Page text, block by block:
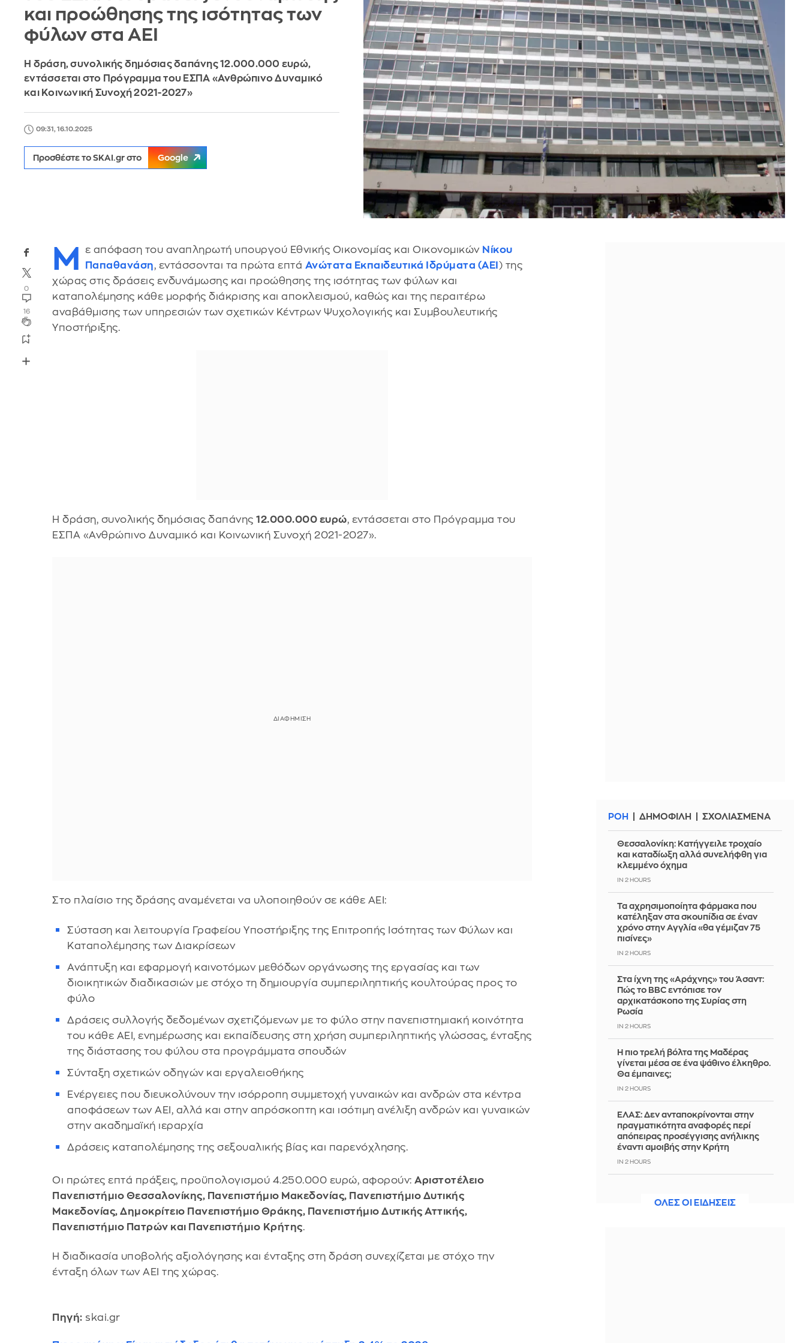
και προώθησης της ισότητας των
φύλων στα ΑΕΙ
Η δράση, συνολικής δημόσιας δαπάνης 12.000.000 ευρώ,
εντάσσεται στο Πρόγραμμα του ΕΣΠΑ «Ανθρώπινο Δυναμικό
και Κοινωνική Συνοχή 2021-2027»
09:31, 16.10.2025
Προσθέστε το SKAI.gr στο Google
0
16
Μ ε απόφαση του αναπληρωτή υπουργού Εθνικής Οικονομίας και Οικονομικών Νίκου
Παπαθανάση, εντάσσονται τα πρώτα επτά Ανώτατα Εκπαιδευτικά Ιδρύματα (ΑΕΙ ) της
χώρας στις δράσεις ενδυνάμωσης και προώθησης της ισότητας των φύλων και
καταπολέμησης κάθε μορφής διάκρισης και αποκλεισμού, καθώς και της περαιτέρω
αναβάθμισης των υπηρεσιών των σχετικών Κέντρων Ψυχολογικής και Συμβουλευτικής
Υποστήριξης.
Η δράση, συνολικής δημόσιας δαπάνης12.000.000 ευρώ, εντάσσεται στο Πρόγραμμα του
ΕΣΠΑ «Ανθρώπινο Δυναμικό και Κοινωνική Συνοχή 2021-2027».
Στο πλαίσιο της δράσης αναμένεται να υλοποιηθούν σε κάθε ΑΕΙ:
Σύσταση και λειτουργία Γραφείου Υποστήριξης της Επιτροπής Ισότητας των Φύλων και
Καταπολέμησης των Διακρίσεων
Ανάπτυξη και εφαρμογή καινοτόμων μεθόδων οργάνωσης της εργασίας και των
διοικητικών διαδικασιών με στόχο τη δημιουργία συμπεριληπτικής κουλτούρας προς το
φύλο
Δράσεις συλλογής δεδομένων σχετιζόμενων με το φύλο στην πανεπιστημιακή κοινότητα
του κάθε ΑΕΙ, ενημέρωσης και εκπαίδευσης στη χρήση συμπεριληπτικής γλώσσας, ένταξης
της διάστασης του φύλου στα προγράμματα σπουδών
Σύνταξη σχετικών οδηγών και εργαλειοθήκης
Ενέργειες που διευκολύνουν την ισόρροπη συμμετοχή γυναικών και ανδρών στα κέντρα
αποφάσεων των ΑΕΙ, αλλά και στην απρόσκοπτη και ισότιμη ανέλιξη ανδρών και γυναικών
στην ακαδημαϊκή ιεραρχία
Δράσεις καταπολέμησης της σεξουαλικής βίας και παρενόχλησης.
Οι πρώτες επτά πράξεις, προϋπολογισμού 4.250.000 ευρώ, αφορούν:Αριστοτέλειο
Πανεπιστήμιο Θεσσαλονίκης, Πανεπιστήμιο Μακεδονίας, Πανεπιστήμιο Δυτικής
Μακεδονίας, Δημοκρίτειο Πανεπιστήμιο Θράκης, Πανεπιστήμιο Δυτικής Αττικής,
Πανεπιστήμιο Πατρών και Πανεπιστήμιο Κρήτης.
Η διαδικασία υποβολής αξιολόγησης και ένταξης στη δράση συνεχίζεται με στόχο την
ένταξη όλων των ΑΕΙ της χώρας.
Πηγή: skai.gr
ΡΟΗ ΔΗΜΟΦΙΛΗ ΣΧΟΛΙΑΣΜΕΝΑ
Θεσσαλονίκη: Κατήγγειλε τροχαίο
και καταδίωξη αλλά συνελήφθη για
κλεμμένο όχημα
IN 2 HOURS
Τα αχρησιμοποίητα φάρμακα που
κατέληξαν στα σκουπίδια σε έναν
χρόνο στην Αγγλία «θα γέμιζαν 75
πισίνες»
IN 2 HOURS
Στα ίχνη της «Αράχνης» του Άσαντ:
Πώς το BBC εντόπισε τον
αρχικατάσκοπο της Συρίας στη
Ρωσία
IN 2 HOURS
Η πιο τρελή βόλτα της Μαδέρας
γίνεται μέσα σε ένα ψάθινο έλκηθρο.
Θα έμπαινες;
IN 2 HOURS
ΕΛΑΣ: Δεν ανταποκρίνονται στην
πραγματικότητα αναφορές περί
απόπειρας προσέγγισης ανήλικης
έναντι αμοιβής στην Κρήτη
IN 2 HOURS
θερμοκρασίες τις επόμενες ημέρες -
ΟΛΕΣ ΟΙ ΕΙΔΗΣΕΙΣ